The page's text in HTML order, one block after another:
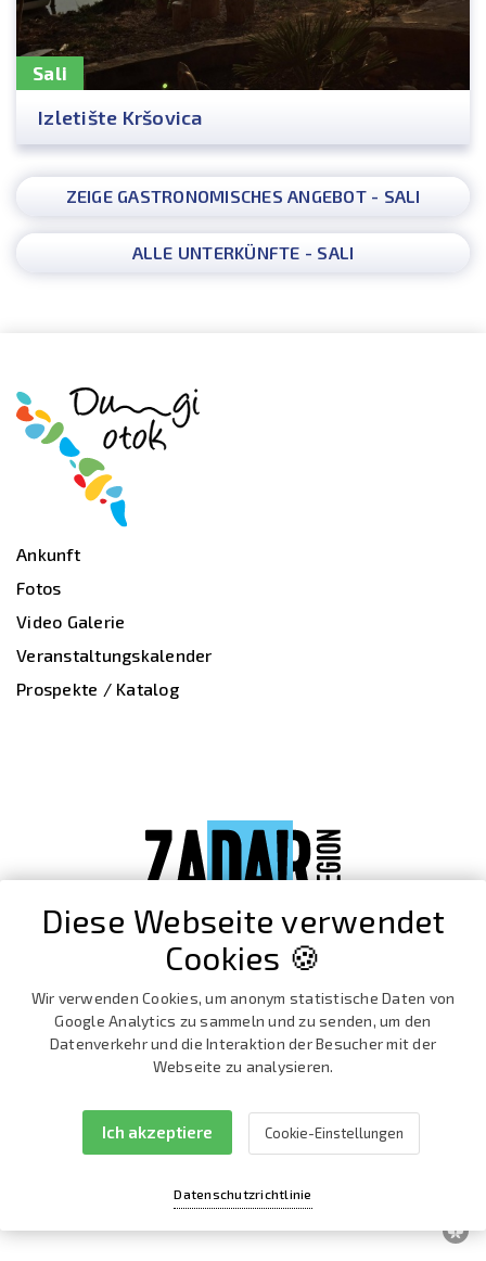
Sali
Izletište Kršovica
ZEIGE GASTRONOMISCHES ANGEBOT - SALI
ALLE UNTERKÜNFTE - SALI
Ankunft
Fotos
Video Galerie
Veranstaltungskalender
Prospekte / Katalog
Instagram
Diese Webseite verwendet
Cookies 🍪
Wir verwenden Cookies, um anonym statistische Daten von
Google Analytics zu sammeln und zu senden, um den
Datenverkehr und die Interaktion der Besucher mit der
Webseite zu analysieren.
Datenschutzrichtlinie
Ich akzeptiere Cookie-Einstellungen